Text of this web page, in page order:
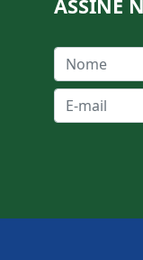
ASSINE